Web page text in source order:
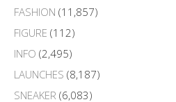
FASHION (11,857)
FIGURE (112)
INFO (2,495)
LAUNCHES (8,187)
SNEAKER (6,083)